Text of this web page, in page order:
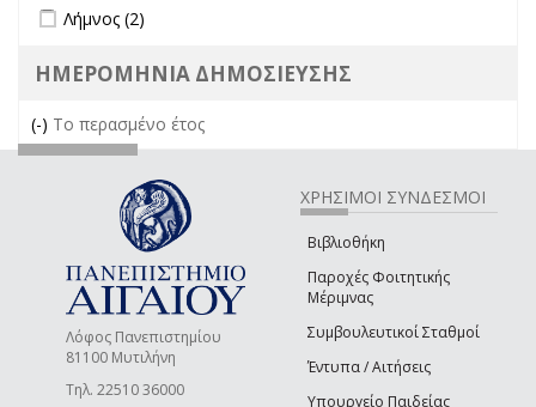
Apply Λήμνος filter
Λήμνος (2)
ΗΜΕΡΟΜΗΝΙΑ ΔΗΜΟΣΙΕΥΣΗΣ
(-) Remove Το περασμένο έτος filter
Το περασμένο έτος
Λόφος Πανεπιστημίου
81100 Μυτιλήνη
Τηλ. 22510 36000
ΧΡΗΣΙΜΟΙ ΣΥΝΔΕΣΜΟΙ
Βιβλιοθήκη
Παροχές Φοιτητικής
Μέριμνας
Συμβουλευτικοί Σταθμοί
Έντυπα / Αιτήσεις
Υπουργείο Παιδείας